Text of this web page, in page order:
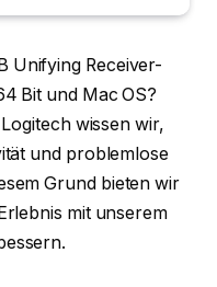
Unifying Receiver-
Bit und Mac OS?
wissen wir,
und problemlose
Grund bieten wir
mit unserem